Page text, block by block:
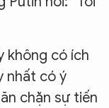
không có ích
nhất có ý
chặn sự tiến